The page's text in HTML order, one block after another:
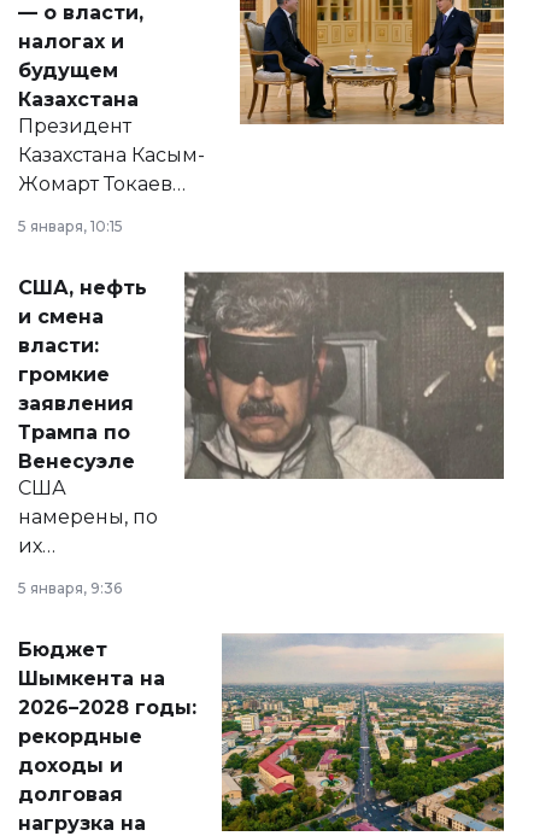
— о власти,
налогах и
будущем
Казахстана
Президент
Казахстана Касым-
Жомарт Токаев
сразу несколько
актуальных тем —
от слухов о
политических
реформах до
вопросов армии,
экономики и
личного здоровья.
5 января, 10:15
США, нефть
и смена
власти:
громкие
заявления
Трампа по
Венесуэле
США
намерены, по
их
принести
народу
Венесуэлы.
5 января, 9:36
Бюджет
Шымкента на
2026–2028 годы:
рекордные
доходы и
долговая
нагрузка на